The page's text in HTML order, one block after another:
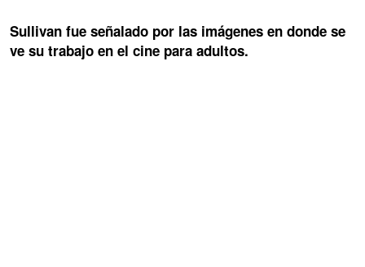
Sullivan fue señalado por las imágenes en donde se
ve su trabajo en el cine para adultos.